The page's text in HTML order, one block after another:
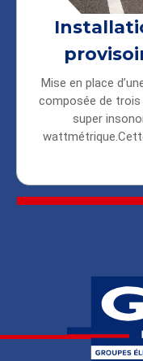
Mise en place
composée de trois
super